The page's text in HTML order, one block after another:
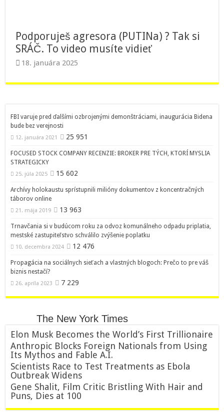
Podporuješ agresora (PUTINa) ? Tak si
SRÁČ. To video musíte vidieť
18. januára 2025
FBI varuje pred ďalšími ozbrojenými demonštráciami, inaugurácia Bidena
bude bez verejnosti
12. januára 2021 25 951
FOCUSED STOCK COMPANY RECENZIE: BROKER PRE TÝCH, KTORÍ MYSLIA
STRATEGICKY
25. júla 2025 15 602
Archívy holokaustu sprístupnili milióny dokumentov z koncentračných
táborov online
21. mája 2019 13 963
Trnavčania si v budúcom roku za odvoz komunálneho odpadu priplatia,
mestské zastupiteľstvo schválilo zvýšenie poplatku
10. decembra 2024 12 476
Propagácia na sociálnych sieťach a vlastných blogoch: Prečo to pre váš
biznis nestačí?
26. apríla 2023 7 229
The New York Times
Elon Musk Becomes the World’s First Trillionaire
Anthropic Blocks Foreign Nationals from Using
Its Mythos and Fable A.I.
Scientists Race to Test Treatments as Ebola
Outbreak Widens
Gene Shalit, Film Critic Bristling With Hair and
Puns, Dies at 100